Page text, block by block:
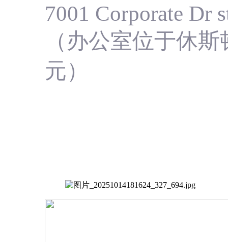
7001 Corporate Dr
（办公室位于休
元）